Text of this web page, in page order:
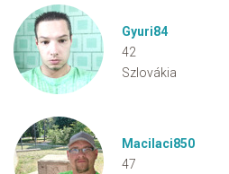
Gyuri84
42
Szlovákia
Macilaci850
47